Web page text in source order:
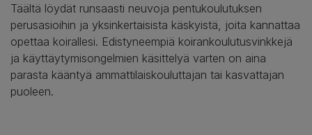
Täältä löydät runsaasti neuvoja pentukoulutuksen
perusasioihin ja yksinkertaisista käskyistä, joita kannattaa
opettaa koirallesi. Edistyneempiä koirankoulutusvinkkejä
ja käyttäytymisongelmien käsittelyä varten on aina
parasta kääntyä ammattilaiskouluttajan tai kasvattajan
puoleen.